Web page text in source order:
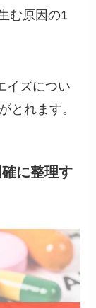
む原因の1
イズについ
とれます。
に整理す